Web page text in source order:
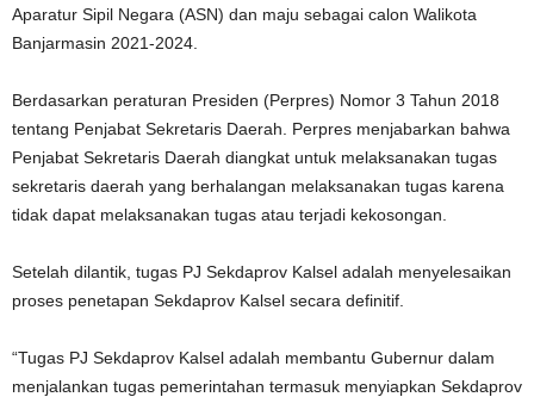
Aparatur Sipil Negara (ASN) dan maju sebagai calon Walikota
Banjarmasin 2021-2024.
Berdasarkan peraturan Presiden (Perpres) Nomor 3 Tahun 2018
tentang Penjabat Sekretaris Daerah. Perpres menjabarkan bahwa
Penjabat Sekretaris Daerah diangkat untuk melaksanakan tugas
sekretaris daerah yang berhalangan melaksanakan tugas karena
tidak dapat melaksanakan tugas atau terjadi kekosongan.
Setelah dilantik, tugas PJ Sekdaprov Kalsel adalah menyelesaikan
proses penetapan Sekdaprov Kalsel secara definitif.
“Tugas PJ Sekdaprov Kalsel adalah membantu Gubernur dalam
menjalankan tugas pemerintahan termasuk menyiapkan Sekdaprov